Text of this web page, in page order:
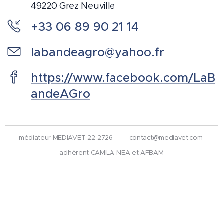
49220 Grez Neuville
+33 06 89 90 21 14
labandeagro@yahoo.fr
https://www.facebook.com/LaB
andeAGro
médiateur MEDIAVET 22-2726 contact@mediavet.com
adhérent CAMILA-NEA et AFBAM